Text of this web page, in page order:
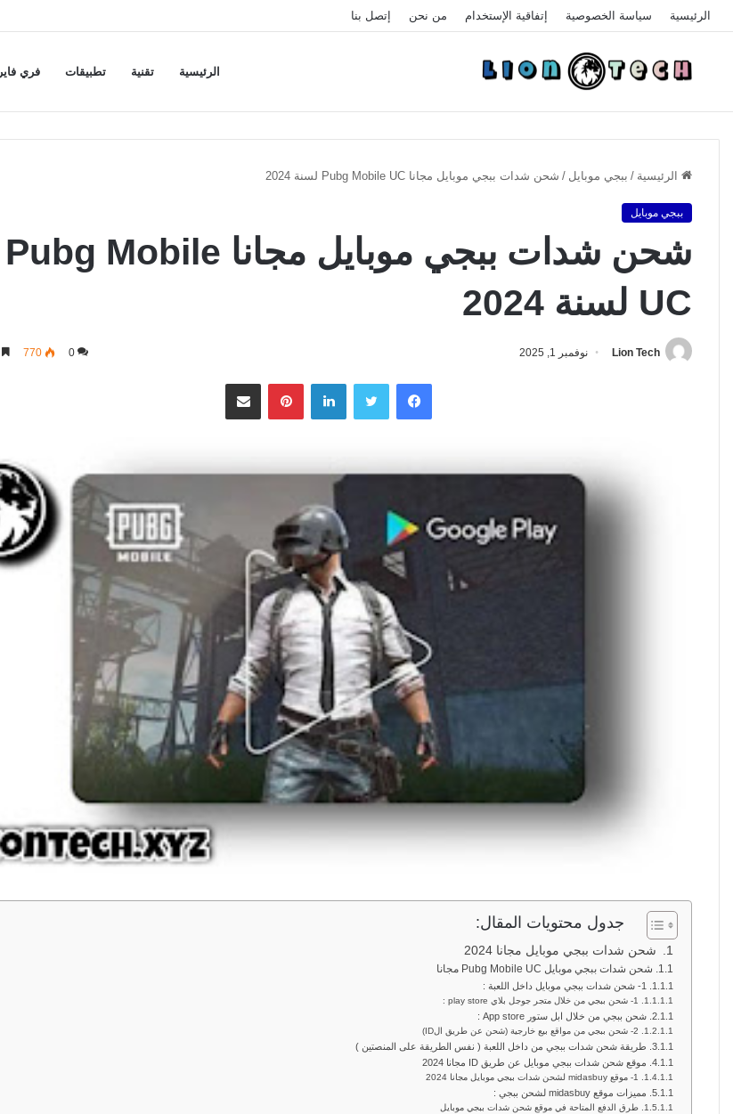
الرئيسية سياسة الخصوصية إتفاقية الإستخدام من نحن إتصل بنا
الرئيسية تقنية تطبيقات فري فاير
الرئيسية / ببجي موبايل / شحن شدات ببجي موبايل مجانا Pubg Mobile UC لسنة 2024
ببجي موبايل
شحن شدات ببجي موبايل مجانا Pubg Mobile
UC لسنة 2024
Lion Tech نوفمبر 1, 2025 0
770
فيسبوك تويتر لينكدإن بينتيريستمشاركة عبر البريد
جدول محتويات المقال:
شحن شدات ببجي موبايل مجانا 2024
شحن شدات ببجي موبايل Pubg Mobile UC مجانا
1- شحن شدات ببجي موبايل داخل اللعبة :
1- شحن ببجي من خلال متجر جوجل بلاي play store :
شحن ببجي من خلال ابل ستور App store :
2- شحن ببجي من مواقع بيع خارجية (شحن عن طريق الID)
طريقة شحن شدات ببجي من داخل اللعبة ( نفس الطريقة على المنصتين )
موقع شحن شدات ببجي موبايل عن طريق ID مجانا 2024
1- موقع midasbuy لشحن شدات ببجي موبايل مجانا 2024
مميزات موقع midasbuy لشحن ببجي :
طرق الدفع المتاحة في موقع شحن شدات ببجي موبايل